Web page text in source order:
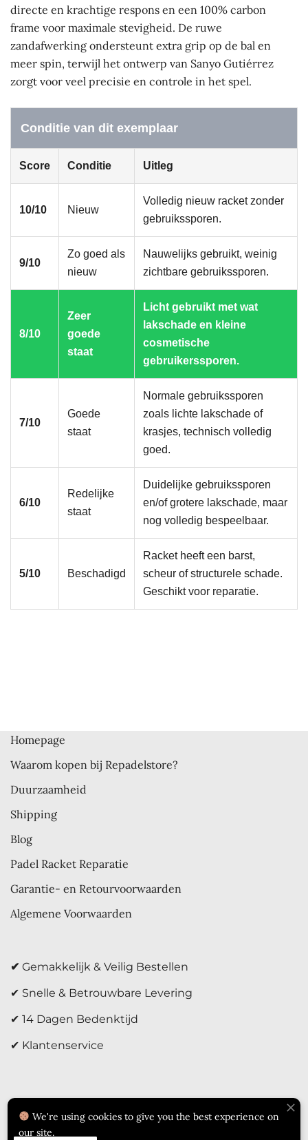
directe en krachtige respons en een 100% carbon
frame voor maximale stevigheid. De ruwe
zandafwerking ondersteunt extra grip op de bal en
meer spin, terwijl het ontwerp van Sanyo Gutiérrez
zorgt voor veel precisie en controle in het spel.
Conditie van dit exemplaar
Score Conditie Uitleg
10/10 Nieuw
Volledig nieuw racket zonder
gebruikssporen.
9/10
Zo goed als
nieuw
Nauwelijks gebruikt, weinig
zichtbare gebruikssporen.
8/10
Zeer
goede
staat
Licht gebruikt met wat
lakschade en kleine
cosmetische
gebruikerssporen.
7/10
Goede
staat
Normale gebruikssporen
zoals lichte lakschade of
krasjes, technisch volledig
goed.
6/10
Redelijke
staat
Duidelijke gebruikssporen
en/of grotere lakschade, maar
nog volledig bespeelbaar.
5/10 Beschadigd
Racket heeft een barst,
scheur of structurele schade.
Geschikt voor reparatie.
Homepage
Waarom kopen bij Repadelstore?
Duurzaamheid
Shipping
Blog
Padel Racket Reparatie
Garantie- en Retourvoorwaarden
Algemene Voorwaarden
✔ Gemakkelijk & Veilig Bestellen
✔ Snelle & Betrouwbare Levering
✔ 14 Dagen Bedenktijd
✔ Klantenservice
We're using cookies to give you the best experience on
our site.